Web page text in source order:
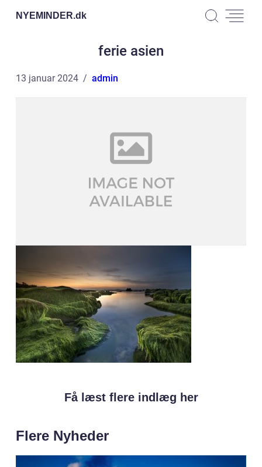
NYEMINDER.dk
ferie asien
13 januar 2024 admin
Få læst flere indlæg her
Flere Nyheder